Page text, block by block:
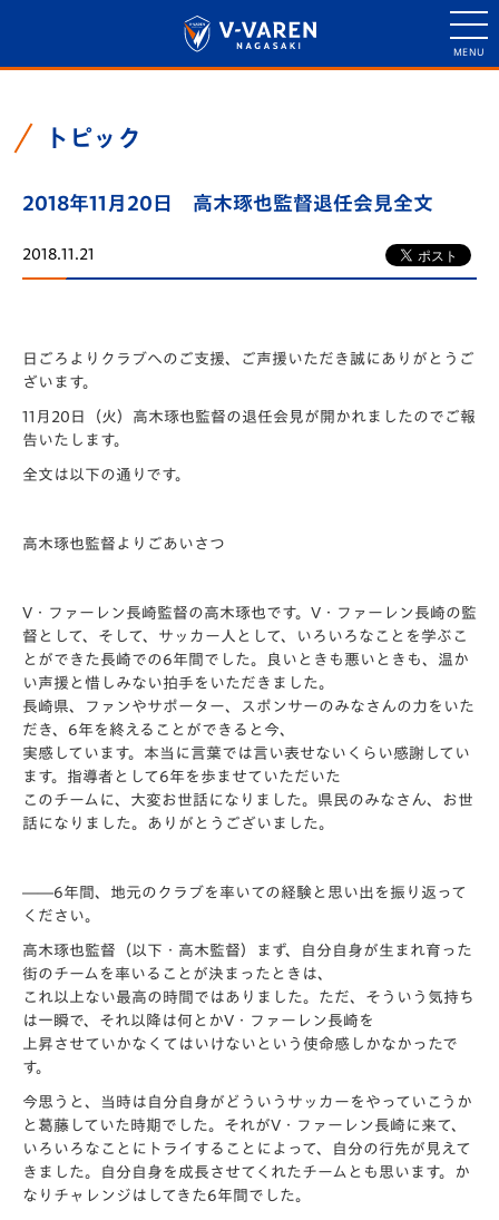
トピック
2018年11月20日 高木琢也監督退任会見全文
2018.11.21
日ごろよりクラブへのご支援、ご声援いただき誠にありがとうご
ざいます。
11月20日（火）高木琢也監督の退任会見が開かれましたのでご報
告いたします。
全文は以下の通りです。
高木琢也監督よりごあいさつ
V・ファーレン長崎監督の高木琢也です。V・ファーレン長崎の監
督として、そして、サッカー人として、いろいろなことを学ぶこ
とができた長崎での6年間でした。良いときも悪いときも、温か
い声援と惜しみない拍手をいただきました。
長崎県、ファンやサポーター、スポンサーのみなさんの力をいた
だき、6年を終えることができると今、
実感しています。本当に言葉では言い表せないくらい感謝してい
ます。指導者として6年を歩ませていただいた
このチームに、大変お世話になりました。県民のみなさん、お世
話になりました。ありがとうございました。
――6年間、地元のクラブを率いての経験と思い出を振り返って
ください。
高木琢也監督（以下・高木監督）まず、自分自身が生まれ育った
街のチームを率いることが決まったときは、
これ以上ない最高の時間ではありました。ただ、そういう気持ち
は一瞬で、それ以降は何とかV・ファーレン長崎を
上昇させていかなくてはいけないという使命感しかなかったで
す。
今思うと、当時は自分自身がどういうサッカーをやっていこうか
と葛藤していた時期でした。それがV・ファーレン長崎に来て、
いろいろなことにトライすることによって、自分の行先が見えて
きました。自分自身を成長させてくれたチームとも思います。か
なりチャレンジはしてきた6年間でした。